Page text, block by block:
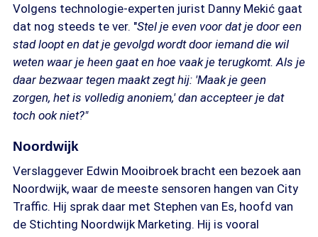
Volgens technologie-experten jurist Danny Mekić gaat
dat nog steeds te ver. "Stel je even voor dat je door een
stad loopt en dat je gevolgd wordt door iemand die wil
weten waar je heen gaat en hoe vaak je terugkomt. Als je
daar bezwaar tegen maakt zegt hij: 'Maak je geen
zorgen, het is volledig anoniem,' dan accepteer je dat
toch ook niet?"
Noordwijk
Verslaggever Edwin Mooibroek bracht een bezoek aan
Noordwijk, waar de meeste sensoren hangen van City
Traffic. Hij sprak daar met Stephen van Es, hoofd van
de Stichting Noordwijk Marketing. Hij is vooral